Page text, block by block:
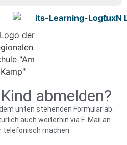
abmelden?
unten stehenden Formular ab.
auch weiterhin via E-Mail an
telefonisch machen.